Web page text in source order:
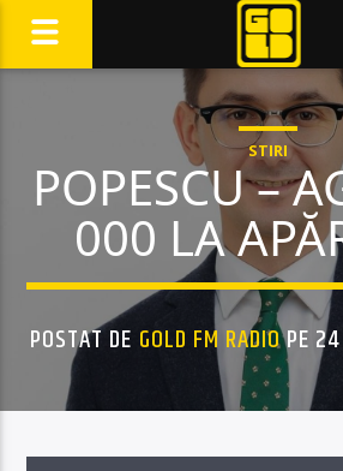
STIRI
POPESCU –
000 LA
POSTAT DE GOLD FM RADIOPE 24